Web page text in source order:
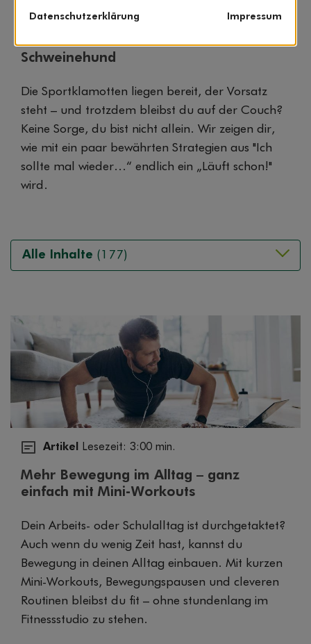
Motivation für Sport finden: So
überwindest du deinen inneren
Schweinehund
Die Sportklamotten liegen bereit, der Vorsatz
steht – und trotzdem bleibst du auf der Couch?
Keine Sorge, du bist nicht allein. Wir zeigen dir,
wie mit ein paar bewährten Strategien aus "Ich
sollte mal wieder...“ endlich ein „Läuft schon!"
wird.
Alle Inhalte (177)
Artikel Lesezeit: 3:00 min.
Mehr Bewegung im Alltag – ganz
einfach mit Mini-Workouts
Dein Arbeits- oder Schulalltag ist durchgetaktet?
Auch wenn du wenig Zeit hast, kannst du
Bewegung in deinen Alltag einbauen. Mit kurzen
Mini-Workouts, Bewegungspausen und cleveren
Routinen bleibst du fit – ohne stundenlang im
Fitnessstudio zu stehen.
Datenschutzerklärung Impressum